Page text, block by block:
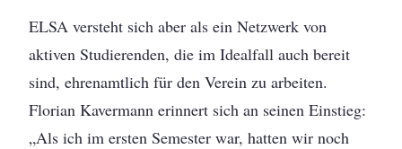
ELSA versteht sich aber als ein Netzwerk von
aktiven Studierenden, die im Idealfall auch bereit
sind, ehrenamtlich für den Verein zu arbeiten.
Florian Kavermann erinnert sich an seinen Einstieg:
„Als ich im ersten Semester war, hatten wir noch